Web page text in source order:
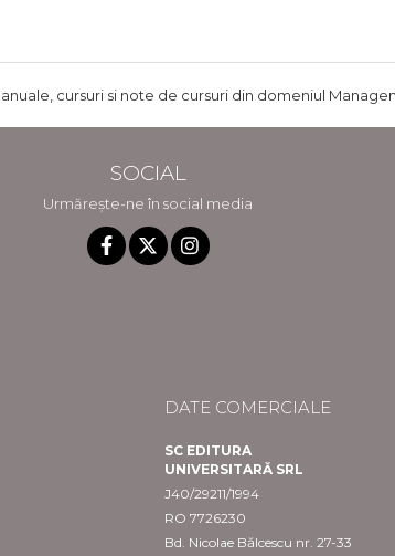
cursuri si note de cursuri din domeniul
SOCIAL
Urmărește-ne în social media
DATE COMERCIALE
SC EDITURA
UNIVERSITARĂ SRL
J40/29211/1994
RO 7726230
Bd. Nicolae Bălcescu nr. 27-33